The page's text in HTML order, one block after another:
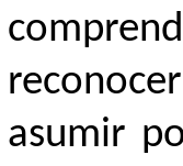
asumir